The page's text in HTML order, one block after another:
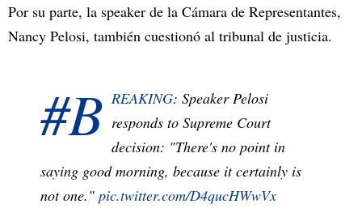
Por su parte, la speaker de la Cámara de Representantes,
Nancy Pelosi, también cuestionó al tribunal de justicia.
#B REAKING: Speaker Pelosi
responds to Supreme Court
decision: "There's no point in
saying good morning, because it certainly is
not one." pic.twitter.com/D4qucHWwVx